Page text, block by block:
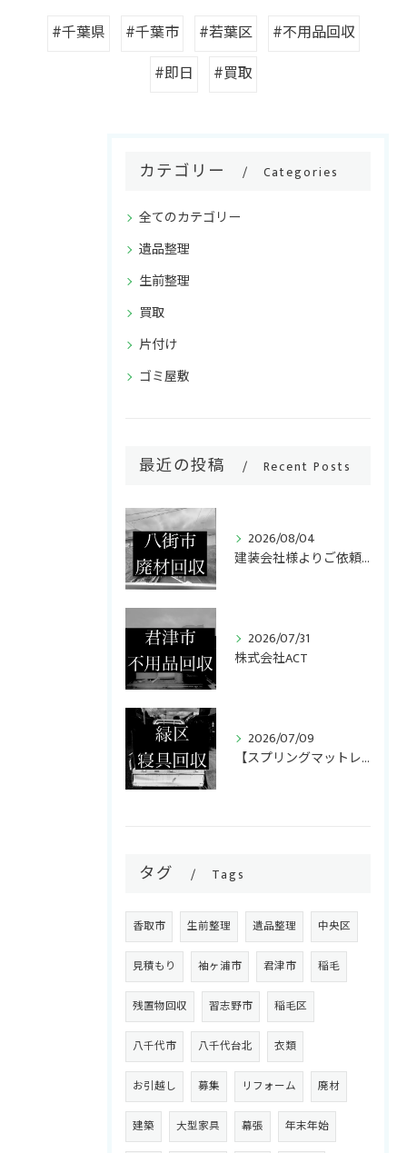
#千葉県 #千葉市 #若葉区
#不用品回収
#即日
#買取
カテゴリー Categories
全てのカテゴリー
遺品整理
生前整理
買取
片付け
ゴミ屋敷
最近の投稿 Recent Posts
2026/08/04
建装会社様よりご依頼いただき、キッチンリフォームで発生した廃...
2026/07/31
株式会社ACT
2026/07/09
【スプリングマットレス・折りたたみマットレス回収】
タグ Tags
香取市 生前整理 遺品整理 中央区
見積もり 袖ヶ浦市 君津市 稲毛
残置物回収 習志野市 稲毛区
八千代市 八千代台北 衣類
お引越し 募集 リフォーム 廃材
建築 大型家具 幕張 年末年始
ご相談・お問い合わせはこちら